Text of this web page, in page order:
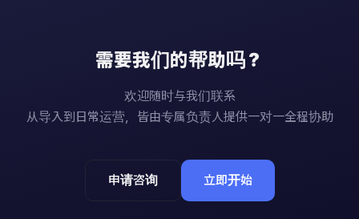
需要我们的帮助吗？
欢迎随时与我们联系
从导入到日常运营，皆由专属负责人提供一对一全程协助
申请咨询 立即开始